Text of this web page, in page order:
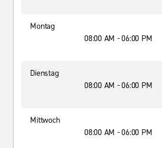
Montag
08:00 AM - 06:00 PM
Dienstag
08:00 AM - 06:00 PM
Mittwoch
08:00 AM - 06:00 PM